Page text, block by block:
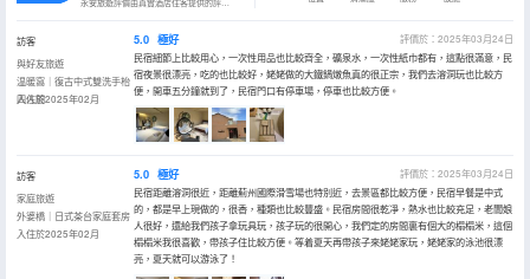
永安旅遊評價由真實酒店住客提供的評價。
訪客
與好友旅遊
温暖窩｜復古中式雙洗手枱
四人間
入住於2025年02月
5.0 極好
評價於：2025年03月24日
民宿細節上比較用心，一次性用品也比較齊全，礦泉水，一次性紙巾都有，這點很滿意，民
宿夜景很漂亮，吃的也比較好，姥姥做的大鐵鍋燉魚真的很正宗，我們去溶洞玩也比較方
便，開車五分鐘就到了，民宿門口有停車場，停車也比較方便。
訪客
家庭旅遊
外婆橋｜日式茶台家庭套房
入住於2025年02月
5.0 極好
評價於：2025年03月24日
民宿距離溶洞很近，距離薊州國際滑雪場也特別近，去景區都比較方便，民宿早餐是中式
的，都是早上現做的，很香，種類也比較豐盛。民宿房間很乾凈，熱水也比較充足，老闆娘
人很好，還給我們孩子拿玩具玩，孩子玩的很開心，我們定的房間裏有個大的榻榻米，這個
榻榻米我很喜歡，帶孩子住比較方便。等着夏天再帶孩子來姥姥家玩，姥姥家的泳池很漂
亮，夏天就可以游泳了！